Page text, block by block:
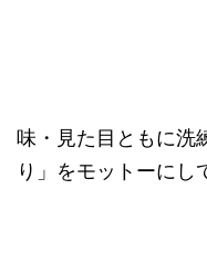
味・見た目ともに洗
り」をモットーにし